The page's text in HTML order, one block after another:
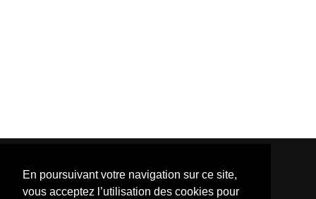
En poursuivant votre navigation sur ce site,
vous acceptez l’utilisation des cookies pour